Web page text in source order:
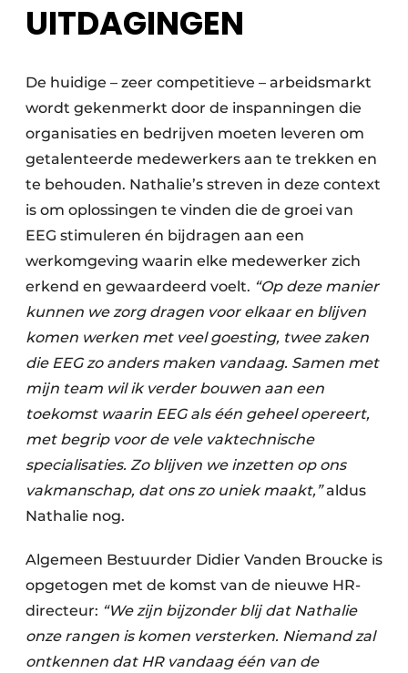
UITDAGINGEN
De huidige – zeer competitieve – arbeidsmarkt
wordt gekenmerkt door de inspanningen die
organisaties en bedrijven moeten leveren om
getalenteerde medewerkers aan te trekken en
te behouden. Nathalie’s streven in deze context
is om oplossingen te vinden die de groei van
EEG stimuleren én bijdragen aan een
werkomgeving waarin elke medewerker zich
erkend en gewaardeerd voelt. “Op deze manier
kunnen we zorg dragen voor elkaar en blijven
komen werken met veel goesting, twee zaken
die EEG zo anders maken vandaag. Samen met
mijn team wil ik verder bouwen aan een
toekomst waarin EEG als één geheel opereert,
met begrip voor de vele vaktechnische
specialisaties. Zo blijven we inzetten op ons
vakmanschap, dat ons zo uniek maakt,”aldus
Nathalie nog.
Algemeen Bestuurder Didier Vanden Broucke is
opgetogen met de komst van de nieuwe HR-
directeur: “We zijn bijzonder blij dat Nathalie
onze rangen is komen versterken. Niemand zal
ontkennen dat HR vandaag één van de